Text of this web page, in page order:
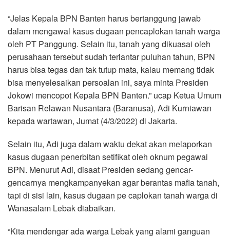
“Jelas Kepala BPN Banten harus bertanggung jawab
dalam mengawal kasus dugaan pencaplokan tanah warga
oleh PT Panggung. Selain itu, tanah yang dikuasai oleh
perusahaan tersebut sudah terlantar puluhan tahun, BPN
harus bisa tegas dan tak tutup mata, kalau memang tidak
bisa menyelesaikan persoalan ini, saya minta Presiden
Jokowi mencopot Kepala BPN Banten.” ucap Ketua Umum
Barisan Relawan Nusantara (Baranusa), Adi Kurniawan
kepada wartawan, Jumat (4/3/2022) di Jakarta.
Selain itu, Adi juga dalam waktu dekat akan melaporkan
kasus dugaan penerbitan setifikat oleh oknum pegawai
BPN. Menurut Adi, disaat Presiden sedang gencar-
gencarnya mengkampanyekan agar berantas mafia tanah,
tapi di sisi lain, kasus dugaan pe caplokan tanah warga di
Wanasalam Lebak diabaikan.
“Kita mendengar ada warga Lebak yang alami ganguan